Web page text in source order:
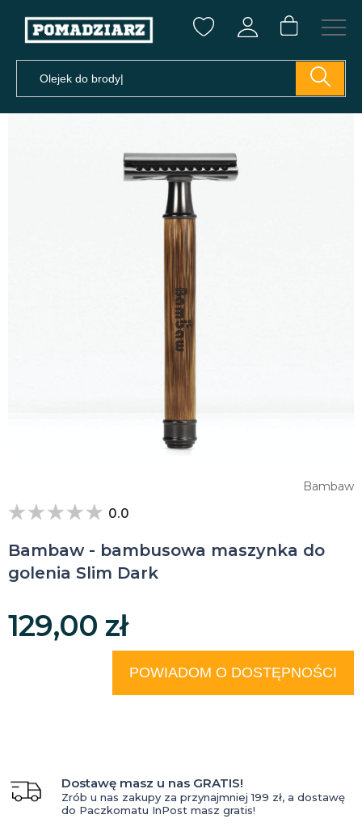
Bambaw
Bambaw - bambusowa maszynka do
golenia Slim Dark
0.0
129,00 zł
POWIADOM O DOSTĘPNOŚCI
Dostawę masz u nas GRATIS!
Zrób u nas zakupy za przynajmniej 199 zł, a dostawę
do Paczkomatu InPost masz gratis!